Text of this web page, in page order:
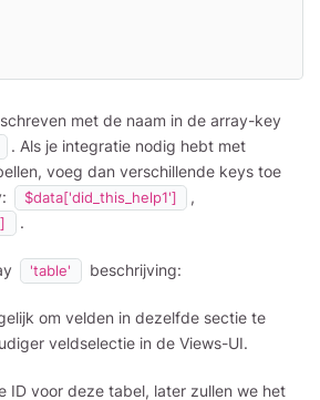
met de naam in de array-key
. Als je integratie nodig hebt met
voeg dan verschillende keys toe
$data['did_this_help1'] ,
.
'table' beschrijving:
om velden in dezelfde sectie te
veldselectie in de Views-UI.
ID voor deze tabel, later zullen we het